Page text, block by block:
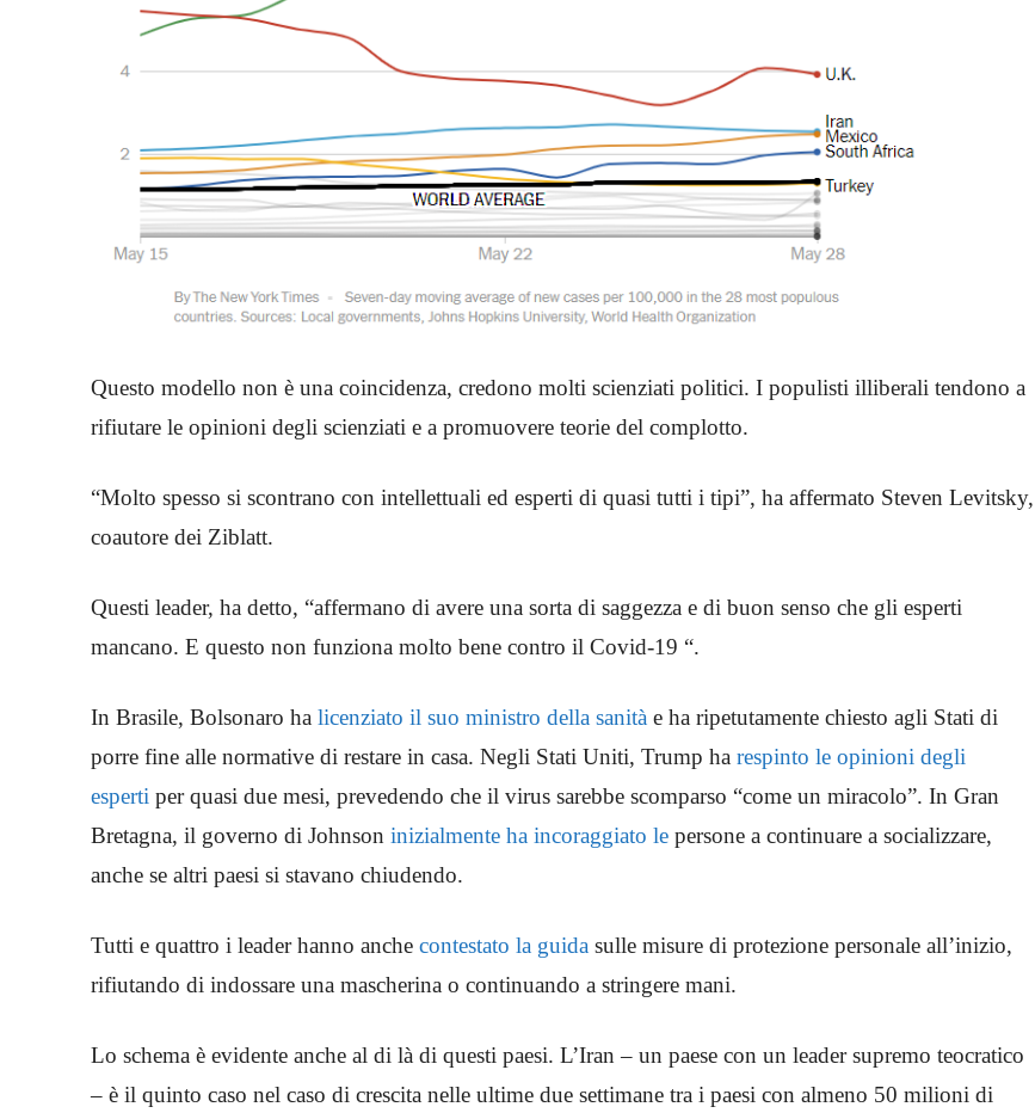
Questo modello non è una coincidenza, credono molti scienziati politici. I populisti illiberali tendono a
rifiutare le opinioni degli scienziati e a promuovere teorie del complotto.
“Molto spesso si scontrano con intellettuali ed esperti di quasi tutti i tipi”, ha affermato Steven Levitsky,
coautore dei Ziblatt.
Questi leader, ha detto, “affermano di avere una sorta di saggezza e di buon senso che gli esperti
mancano. E questo non funziona molto bene contro il Covid-19 “.
In Brasile, Bolsonaro ha licenziato il suo ministro della sanità e ha ripetutamente chiesto agli Stati di
porre fine alle normative di restare in casa. Negli Stati Uniti, Trump ha respinto le opinioni degli
esperti per quasi due mesi, prevedendo che il virus sarebbe scomparso “come un miracolo”. In Gran
Bretagna, il governo di Johnson inizialmente ha incoraggiato le persone a continuare a socializzare,
anche se altri paesi si stavano chiudendo.
Tutti e quattro i leader hanno anche contestato la guida sulle misure di protezione personale all’inizio,
rifiutando di indossare una mascherina o continuando a stringere mani.
Lo schema è evidente anche al di là di questi paesi. L’Iran – un paese con un leader supremo teocratico
– è il quinto caso nel caso di crescita nelle ultime due settimane tra i paesi con almeno 50 milioni di